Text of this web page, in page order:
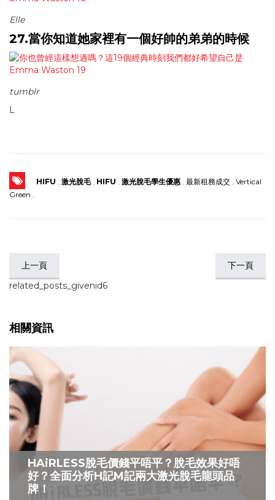
Elle
27.當你知道她家裡有一個好帥的弟弟的時候
tumblr
L
HIFU , 激光脫毛, HIFU , 激光脫毛學生優惠 , 最新租務成交 , Vertical
Green ,
上一頁
下一頁
related_posts_givenid6
相關資訊
HAiRLESS脫毛價錢平唔平？脫毛效果好唔
好？全面分析H記M記兩大激光脫毛龍頭品
牌！